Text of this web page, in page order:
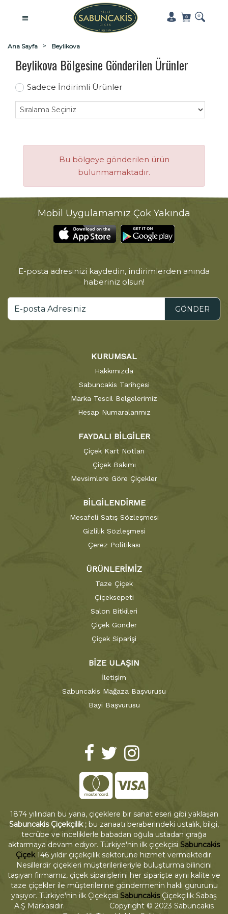
Ana Sayfa Beylikova
Beylikova Bölgesine Gönderilen Ürünler
Sadece İndirimli Ürünler
Bu bölgeye gönderilen ürün
bulunmamaktadır.
Mobil Uygulamamız Çok Yakında
E-posta adresinizi kaydedin, indirimlerden anında
haberiniz olsun!
GÖNDER
KURUMSAL
Hakkımızda
Sabuncakis Tarihçesi
Marka Tescil Belgelerimiz
Hesap Numaralarımız
FAYDALI BİLGİLER
Çiçek Kart Notları
Çiçek Bakımı
Mevsimlere Göre Çiçekler
BİLGİLENDİRME
Mesafeli Satış Sözleşmesi
Gizlilik Sözleşmesi
Çerez Politikası
ÜRÜNLERİMİZ
Taze Çiçek
Çiçeksepeti
Salon Bitkileri
Çiçek Gönder
Çiçek Siparişi
BİZE ULAŞIN
İletişim
Sabuncakis Mağaza Başvurusu
Bayi Başvurusu
1874 yılından bu yana, çiçeklere bir sanat eseri gibi yaklaşan
Sabuncakis Çiçekçilik ; bu zanaatı beraberindeki ustalık, bilgi,
tecrübe ve inceliklerle babadan oğula ustadan çırağa
aktarmaya devam ediyor. Türkiye'nin ilk çiçekçisi Sabuncakis
Çiçek146 yıldır çiçekçilik sektörüne hizmet vermektedir.
Nesillerdir çiçekleri müşterilerileriyle buluşturma bilincini
taşıyan firmamız, çiçek siparişlerini her siparişte aynı kalite ve
taze çiçekler ile müşterilerine göndermenin haklı gururunu
yaşıyor. Türkiye'nin ilk Çiçekçisi SabuncakisÇiçekçilik Sabaş
A.Ş Markasıdır. Copyright © 2023 Sabuncakis